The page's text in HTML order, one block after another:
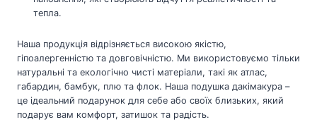
тепла.
Наша продукція відрізняється високою якістю,
гіпоалергенністю та довговічністю. Ми використовуємо тільки
натуральні та екологічно чисті матеріали, такі як атлас,
габардин, бамбук, плю та флок. Наша подушка дакімакура –
це ідеальний подарунок для себе або своїх близьких, який
подарує вам комфорт, затишок та радість.